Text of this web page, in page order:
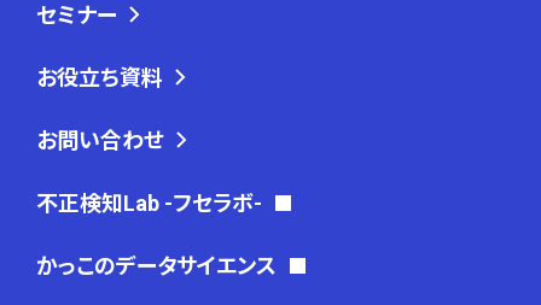
セミナー
お役立ち資料
お問い合わせ
不正検知Lab -フセラボ-
かっこのデータサイエンス